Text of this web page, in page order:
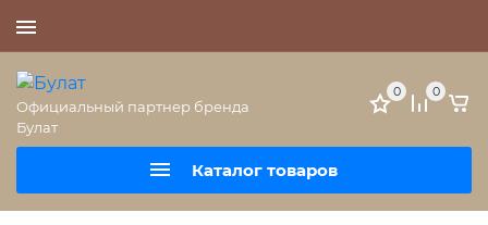
Официальный партнер бренда
Булат
Каталог товаров
0 0